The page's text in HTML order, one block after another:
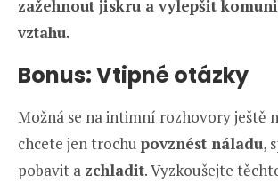
zažehnout jiskru a vylepšit
vztahu.
Bonus: Vtipné otázky
Možná se na intimní rozhovory ještě
chcete jen trochu povznést náladu,
pobavit a zchladit. Vyzkoušejte